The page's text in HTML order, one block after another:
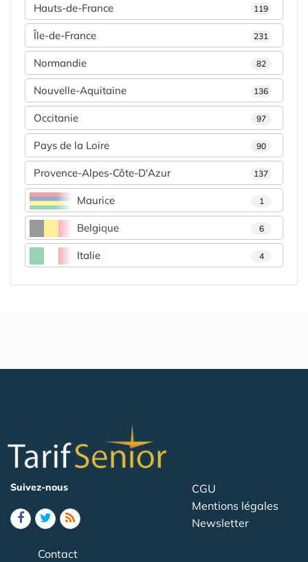
Hauts-de-France 119
Île-de-France 231
Normandie 82
Nouvelle-Aquitaine 136
Occitanie 97
Pays de la Loire 90
Provence-Alpes-Côte-D'Azur 137
Maurice 1
Belgique 6
Italie 4
Suivez-nous
CGU
Mentions légales
Newsletter
Contact